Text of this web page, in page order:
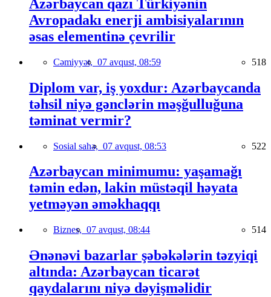
Azərbaycan qazı Türkiyənin
Avropadakı enerji ambisiyalarının
əsas elementinə çevrilir
Cəmiyyət, 07 avqust, 08:59 518
Diplom var, iş yoxdur: Azərbaycanda
təhsil niyə gənclərin məşğulluğuna
təminat vermir?
Sosial sahə, 07 avqust, 08:53 522
Azərbaycan minimumu: yaşamağı
təmin edən, lakin müstəqil həyata
yetməyən əməkhaqqı
Biznes, 07 avqust, 08:44 514
Ənənəvi bazarlar şəbəkələrin təzyiqi
altında: Azərbaycan ticarət
qaydalarını niyə dəyişməlidir